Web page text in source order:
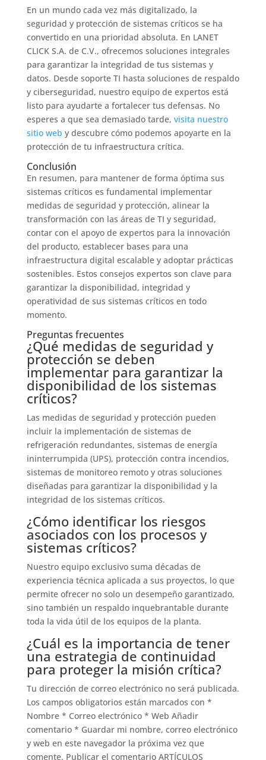
En un mundo cada vez más digitalizado, la
seguridad y protección de sistemas críticos se ha
convertido en una prioridad absoluta. En LANET
CLICK S.A. de C.V., ofrecemos soluciones integrales
para garantizar la integridad de tus sistemas y
datos. Desde soporte TI hasta soluciones de respaldo
y ciberseguridad, nuestro equipo de expertos está
listo para ayudarte a fortalecer tus defensas. No
esperes a que sea demasiado tarde, visita nuestro
sitio web y descubre cómo podemos apoyarte en la
protección de tu infraestructura crítica.
Conclusión
En resumen, para mantener de forma óptima sus
sistemas críticos es fundamental implementar
medidas de seguridad y protección, alinear la
transformación con las áreas de TI y seguridad,
contar con el apoyo de expertos para la innovación
del producto, establecer bases para una
infraestructura digital escalable y adoptar prácticas
sostenibles. Estos consejos expertos son clave para
garantizar la disponibilidad, integridad y
operatividad de sus sistemas críticos en todo
momento.
Preguntas frecuentes
¿Qué medidas de seguridad y
protección se deben
implementar para garantizar la
disponibilidad de los sistemas
críticos?
Las medidas de seguridad y protección pueden
incluir la implementación de sistemas de
refrigeración redundantes, sistemas de energía
ininterrumpida (UPS), protección contra incendios,
sistemas de monitoreo remoto y otras soluciones
diseñadas para garantizar la disponibilidad y la
integridad de los sistemas críticos.
¿Cómo identificar los riesgos
asociados con los procesos y
sistemas críticos?
Nuestro equipo exclusivo suma décadas de
experiencia técnica aplicada a sus proyectos, lo que
permite ofrecer no solo un desempeño garantizado,
sino también un respaldo inquebrantable durante
toda la vida útil de los equipos de la planta.
¿Cuál es la importancia de tener
una estrategia de continuidad
para proteger la misión crítica?
Tu dirección de correo electrónico no será publicada.
Los campos obligatorios están marcados con *
Nombre * Correo electrónico * Web Añadir
comentario * Guardar mi nombre, correo electrónico
y web en este navegador la próxima vez que
comente. Publicar el comentario ARTÍCULOS